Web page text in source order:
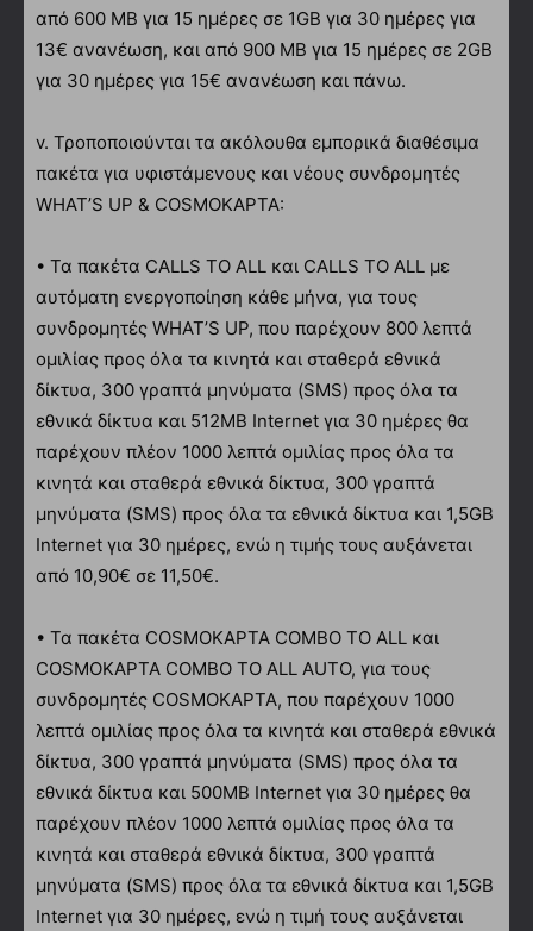
από 600 ΜΒ για 15 ημέρες σε 1GB για 30 ημέρες για
13€ ανανέωση, και από 900 ΜΒ για 15 ημέρες σε 2GB
για 30 ημέρες για 15€ ανανέωση και πάνω.
v. Τροποποιούνται τα ακόλουθα εμπορικά διαθέσιμα
πακέτα για υφιστάμενους και νέους συνδρομητές
WHAT’S UP & COSMOΚΑΡΤΑ:
• Τα πακέτα CALLS TO ALL και CALLS TO ALL με
αυτόματη ενεργοποίηση κάθε μήνα, για τους
συνδρομητές WHAT’S UP, που παρέχουν 800 λεπτά
ομιλίας προς όλα τα κινητά και σταθερά εθνικά
δίκτυα, 300 γραπτά μηνύματα (SMS) προς όλα τα
εθνικά δίκτυα και 512MB Internet για 30 ημέρες θα
παρέχουν πλέον 1000 λεπτά ομιλίας προς όλα τα
κινητά και σταθερά εθνικά δίκτυα, 300 γραπτά
μηνύματα (SMS) προς όλα τα εθνικά δίκτυα και 1,5GB
Internet για 30 ημέρες, ενώ η τιμής τους αυξάνεται
από 10,90€ σε 11,50€.
• Τα πακέτα COSMOΚΑΡΤΑ COMBO TO ALL και
COSMOΚΑΡΤΑ COMBO TO ALL AUTO, για τους
συνδρομητές COSMOΚΑΡΤΑ, που παρέχουν 1000
λεπτά ομιλίας προς όλα τα κινητά και σταθερά εθνικά
δίκτυα, 300 γραπτά μηνύματα (SMS) προς όλα τα
εθνικά δίκτυα και 500MB Internet για 30 ημέρες θα
παρέχουν πλέον 1000 λεπτά ομιλίας προς όλα τα
κινητά και σταθερά εθνικά δίκτυα, 300 γραπτά
μηνύματα (SMS) προς όλα τα εθνικά δίκτυα και 1,5GB
Internet για 30 ημέρες, ενώ η τιμή τους αυξάνεται